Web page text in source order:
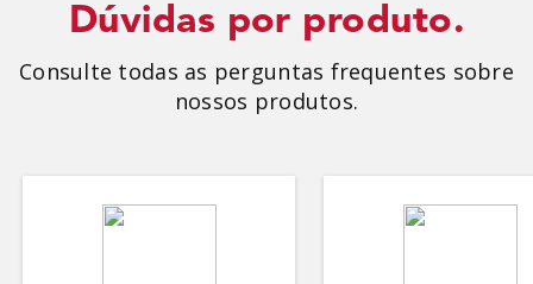
Dúvidas por produto.
Consulte todas as perguntas frequentes sobre
nossos produtos.